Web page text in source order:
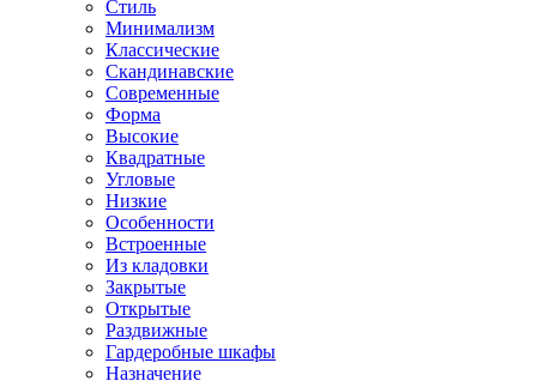
Стиль
Минимализм
Классические
Скандинавские
Современные
Форма
Высокие
Квадратные
Угловые
Низкие
Особенности
Встроенные
Из кладовки
Закрытые
Открытые
Раздвижные
Гардеробные шкафы
Назначение